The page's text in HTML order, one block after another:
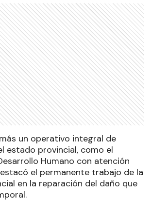
un operativo integral de
estado provincial, como el
Humano con atención
el permanente trabajo de la
en la reparación del daño que